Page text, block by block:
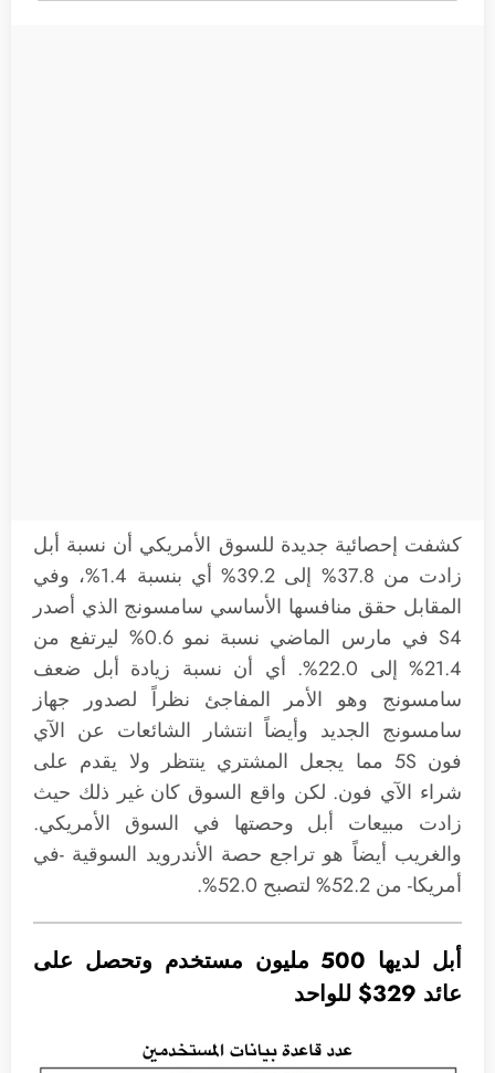
كشفت إحصائية جديدة للسوق الأمريكي أن نسبة أبل
زادت من 37.8% إلى 39.2% أي بنسبة 1.4%، وفي
المقابل حقق منافسها الأساسي سامسونج الذي أصدر
S4 في مارس الماضي نسبة نمو 0.6% ليرتفع من
21.4% إلى 22.0%. أي أن نسبة زيادة أبل ضعف
سامسونج وهو الأمر المفاجئ نظراً لصدور جهاز
سامسونج الجديد وأيضاً انتشار الشائعات عن الآي
فون 5S مما يجعل المشتري ينتظر ولا يقدم على
شراء الآي فون. لكن واقع السوق كان غير ذلك حيث
زادت مبيعات أبل وحصتها في السوق الأمريكي.
والغريب أيضاً هو تراجع حصة الأندرويد السوقية -في
أمريكا- من 52.2% لتصبح 52.0%.
أبل لديها 500 مليون مستخدم وتحصل على
عائد 329$ للواحد